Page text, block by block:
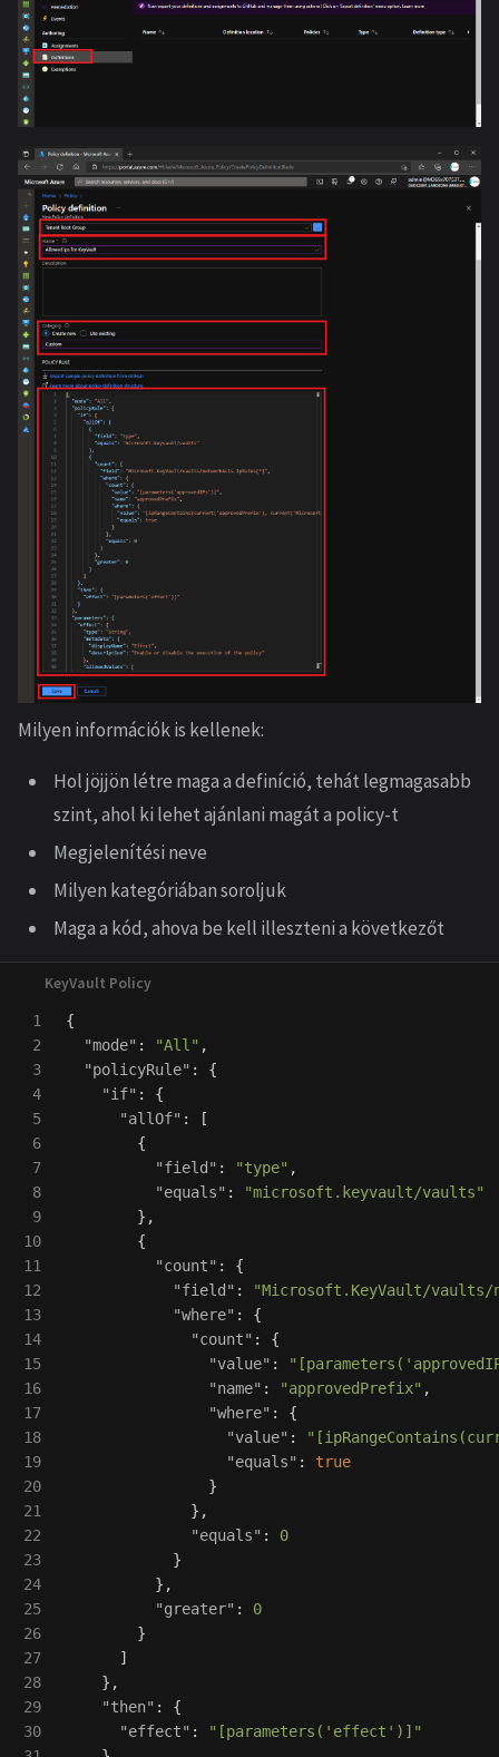
Milyen információk is kellenek:
Hol jöjjön létre maga a definíció, tehát legmagasabb
szint, ahol ki lehet ajánlani magát a policy-t
Megjelenítési neve
Milyen kategóriában soroljuk
Maga a kód, ahova be kell illeszteni a következőt
1
2
3
4
5
6
7
8
9
10
11
12
13
14
15
16
17
18
19
20
21
22
23
24
25
26
27
28
29
30
{
"mode" : "All" ,
"policyRule" :
{
"if" :
{
"allOf" :
[
{
"field" : "type" ,
"equals" :
"microsoft.keyvault/vaults"
},
{
"count" :
{
"field" :
"Microsoft.KeyVault/
"where" :
{
"count" :
{
"value" :
"name" : "approvedPrefix" ,
"where" :
{
"value" :
"equals" :
true
}
},
"equals" :
0
}
},
"greater" :
0
}
]
},
"then" :
{
"effect" :
"[parameters('effect')]"